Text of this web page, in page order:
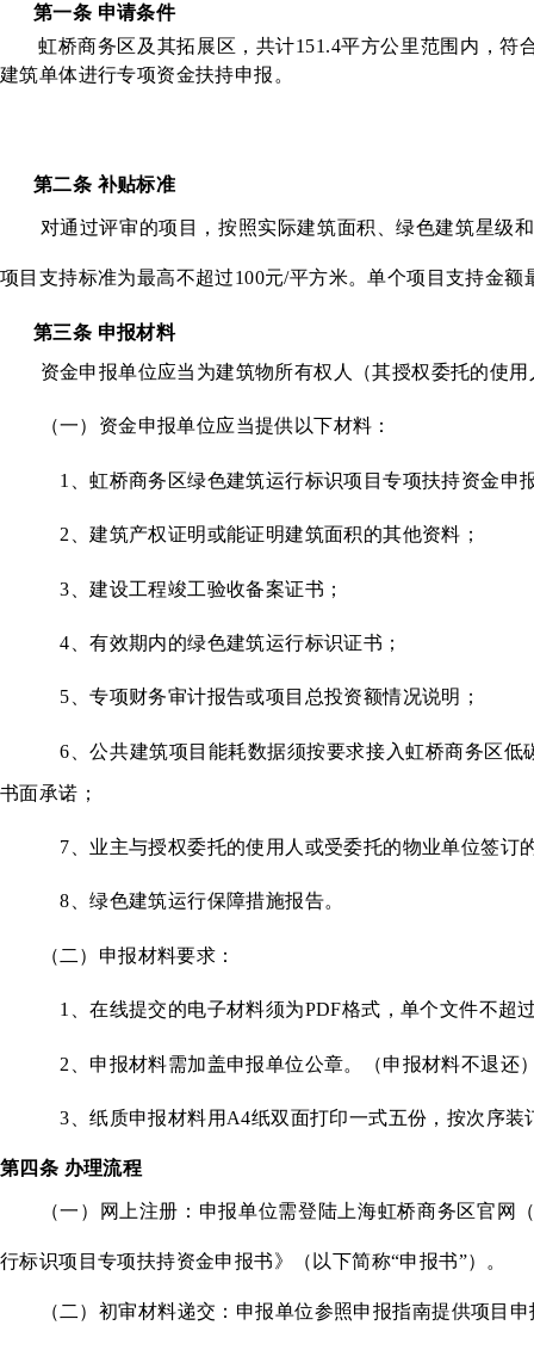
第一条 申请条件
虹桥商务区及其拓展区 ，共计151.4平方公里范围内，符
建筑单体进行专项资金扶持申报。
第二条 补贴标准
对通过评审的项目，按照实际建筑面积、绿色建筑星级
项目支持标准为最高不超过100元/平方米。单个项目支持金
第三条 申报材料
资金申报单位应当为建筑物所有权人（其授权委托的使
（一）资金申报单位应当提供以下材料：
1 、虹桥商务区绿色建筑运行标识项目专项扶持资金申
2 、建筑产权证明或能证明建筑面积的其他资料；
3 、建设工程竣工验收备案证书；
4 、有效期内的绿色建筑运行标识证书；
5 、专项财务审计报告或项目总投资额情况说明；
6 、公共建筑项目能耗数据须按要求接入虹桥商务区
书面承诺；
7 、业主与授权委托的使用人或受委托的物业单位签订
8、绿色建筑运行保障措施报告。
（二）申报材料要求：
1 、在线提交的电子材料须为PDF格式，单个文件不超
2 、申报材料需加盖申报单位公章。（申报材料不退还
3 、纸质申报材料用A4纸双面打印一式五份，按次序
第四条 办理流程
（一）网上注册：申报单位需登陆上海虹桥商务区官网
行标识项目专项扶持资金申报书》（以下简称“申报书”）。
（二）初审材料递交：申报单位参照申报指南提供项目